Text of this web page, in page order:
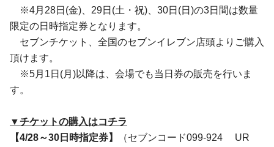
※4月28日(金)、29日(土・祝)、30日(日)の3日間は数量
限定の日時指定券となります。
セブンチケット、全国のセブンイレブン店頭よりご購入
頂けます。
※5月1日(月)以降は、会場でも当日券の販売を行いま
す。
▼チケットの購入はコチラ
【4/28～30日時指定券】
（セブンコード099-924 UR